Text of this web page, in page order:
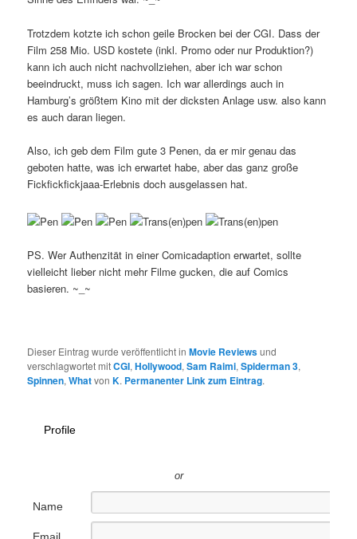
Trotzdem kotzte ich schon geile Brocken bei der CGI. Dass der
Film 258 Mio. USD kostete (inkl. Promo oder nur Produktion?)
kann ich auch nicht nachvollziehen, aber ich war schon
beeindruckt, muss ich sagen. Ich war allerdings auch in
Hamburg’s größtem Kino mit der dicksten Anlage usw. also kann
es auch daran liegen.
Also, ich geb dem Film gute 3 Penen, da er mir genau das
geboten hatte, was ich erwartet habe, aber das ganz große
Fickfickfickjaaa-Erlebnis doch ausgelassen hat.
PS. Wer Authenzität in einer Comicadaption erwartet, sollte
vielleicht lieber nicht mehr Filme gucken, die auf Comics
basieren. ~_~
Dieser Eintrag wurde veröffentlicht inMovie Reviewsund
verschlagwortet mitCGI,Hollywood,Sam Raimi,Spiderman 3,
Spinnen,WhatvonK. Permanenter Link zum Eintrag.
Profile
or
Name